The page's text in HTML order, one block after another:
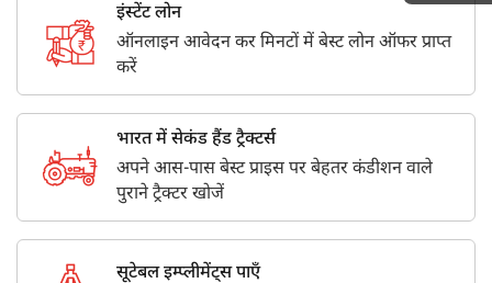
इंस्टेंट लोन
ऑनलाइन आवेदन कर मिनटों में बेस्ट लोन ऑफर प्राप्त
करें
भारत में सेकंड हैंड ट्रैक्टर्स
अपने आस-पास बेस्ट प्राइस पर बेहतर कंडीशन वाले
पुराने ट्रैक्टर खोजें
सूटेबल इम्प्लीमेंट्स पाएँ